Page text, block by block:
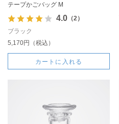
テープかごバッグ M
4.0（2）
ブラック
5,170円（税込）
カートに入れる